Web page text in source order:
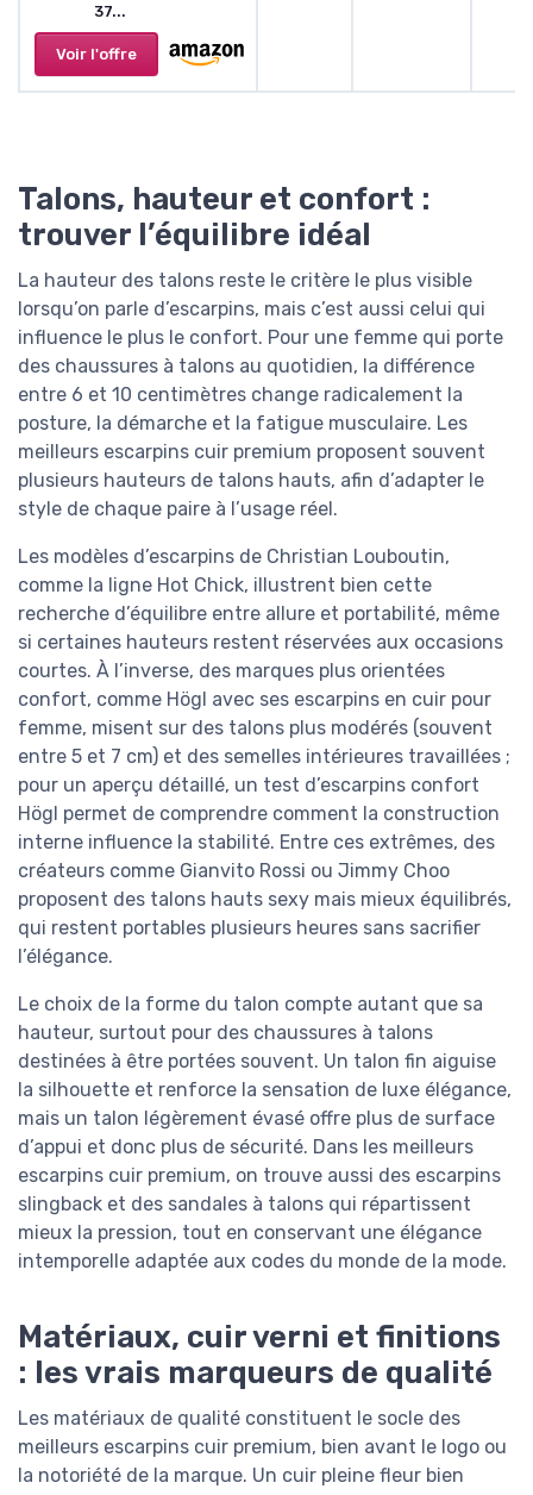
37...
Voir l'offre
Talons, hauteur et confort :
trouver l’équilibre idéal
La hauteur des talons reste le critère le plus visible
lorsqu’on parle d’escarpins, mais c’est aussi celui qui
influence le plus le confort. Pour une femme qui porte
des chaussures à talons au quotidien, la différence
entre 6 et 10 centimètres change radicalement la
posture, la démarche et la fatigue musculaire. Les
meilleurs escarpins cuir premium proposent souvent
plusieurs hauteurs de talons hauts, afin d’adapter le
style de chaque paire à l’usage réel.
Les modèles d’escarpins de Christian Louboutin,
comme la ligne Hot Chick, illustrent bien cette
recherche d’équilibre entre allure et portabilité, même
si certaines hauteurs restent réservées aux occasions
courtes. À l’inverse, des marques plus orientées
confort, comme Högl avec ses escarpins en cuir pour
femme, misent sur des talons plus modérés (souvent
entre 5 et 7 cm) et des semelles intérieures travaillées ;
pour un aperçu détaillé, un test d’escarpins confort
Högl permet de comprendre comment la construction
interne influence la stabilité. Entre ces extrêmes, des
créateurs comme Gianvito Rossi ou Jimmy Choo
proposent des talons hauts sexy mais mieux équilibrés,
qui restent portables plusieurs heures sans sacrifier
l’élégance.
Le choix de la forme du talon compte autant que sa
hauteur, surtout pour des chaussures à talons
destinées à être portées souvent. Un talon fin aiguise
la silhouette et renforce la sensation de luxe élégance,
mais un talon légèrement évasé offre plus de surface
d’appui et donc plus de sécurité. Dans les meilleurs
escarpins cuir premium, on trouve aussi des escarpins
slingback et des sandales à talons qui répartissent
mieux la pression, tout en conservant une élégance
intemporelle adaptée aux codes du monde de la mode.
Matériaux, cuir verni et finitions
: les vrais marqueurs de qualité
Les matériaux de qualité constituent le socle des
meilleurs escarpins cuir premium, bien avant le logo ou
la notoriété de la marque. Un cuir pleine fleur bien